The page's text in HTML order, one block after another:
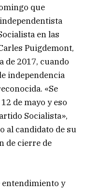
que
en las
Puigdemont,
de 2017, cuando
independencia
«Se
de mayo y eso
Socialista»,
al candidato de su
de cierre de
entendimiento y